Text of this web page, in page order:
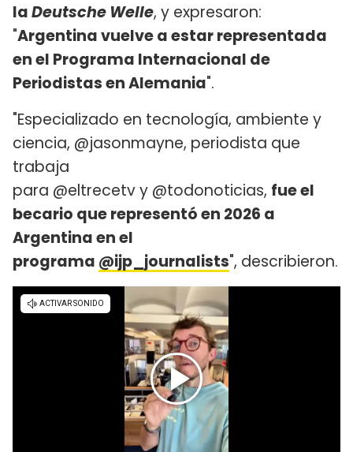
laDeutsche Welle, y expresaron:
"Argentina vuelve a estar representada
en el Programa Internacional de
Periodistas en Alemania".
"Especializado en tecnología, ambiente y
ciencia, @jasonmayne, periodista que
trabaja
para @eltrecetv y @todonoticias, fue el
becario que representó en 2026 a
Argentina en el
programa @ijp_journalists", describieron.